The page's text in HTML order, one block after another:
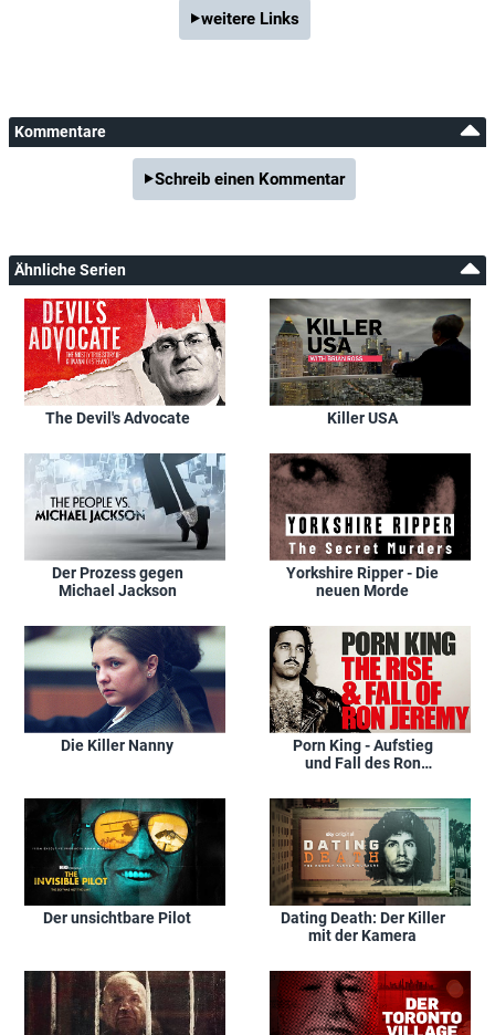
weitere Links
Kommentare
Schreib einen Kommentar
Ähnliche Serien
The Devil's Advocate Killer USA
Der Prozess gegen
Michael Jackson
Yorkshire Ripper - Die
neuen Morde
Die Killer Nanny
Porn King - Aufstieg
und Fall des Ron
Der unsichtbare Pilot
Dating Death: Der Killer
mit der Kamera